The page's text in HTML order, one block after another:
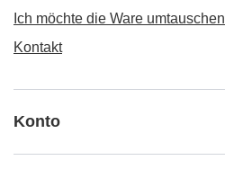
Ich möchte die Ware umtauschen
Kontakt
Konto